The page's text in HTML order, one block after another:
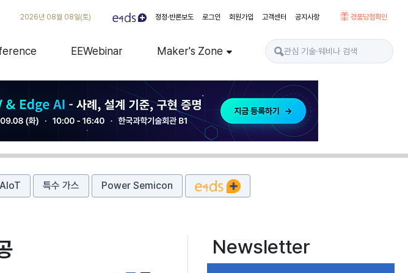
2026년 08월 08일(토) 정정·반론보도 로그인 회원가입 고객센터 공지사항 경품당첨확인
EEWebinar Maker's Zone
AIoT 특수 가스 Power Semicon
Newsletter